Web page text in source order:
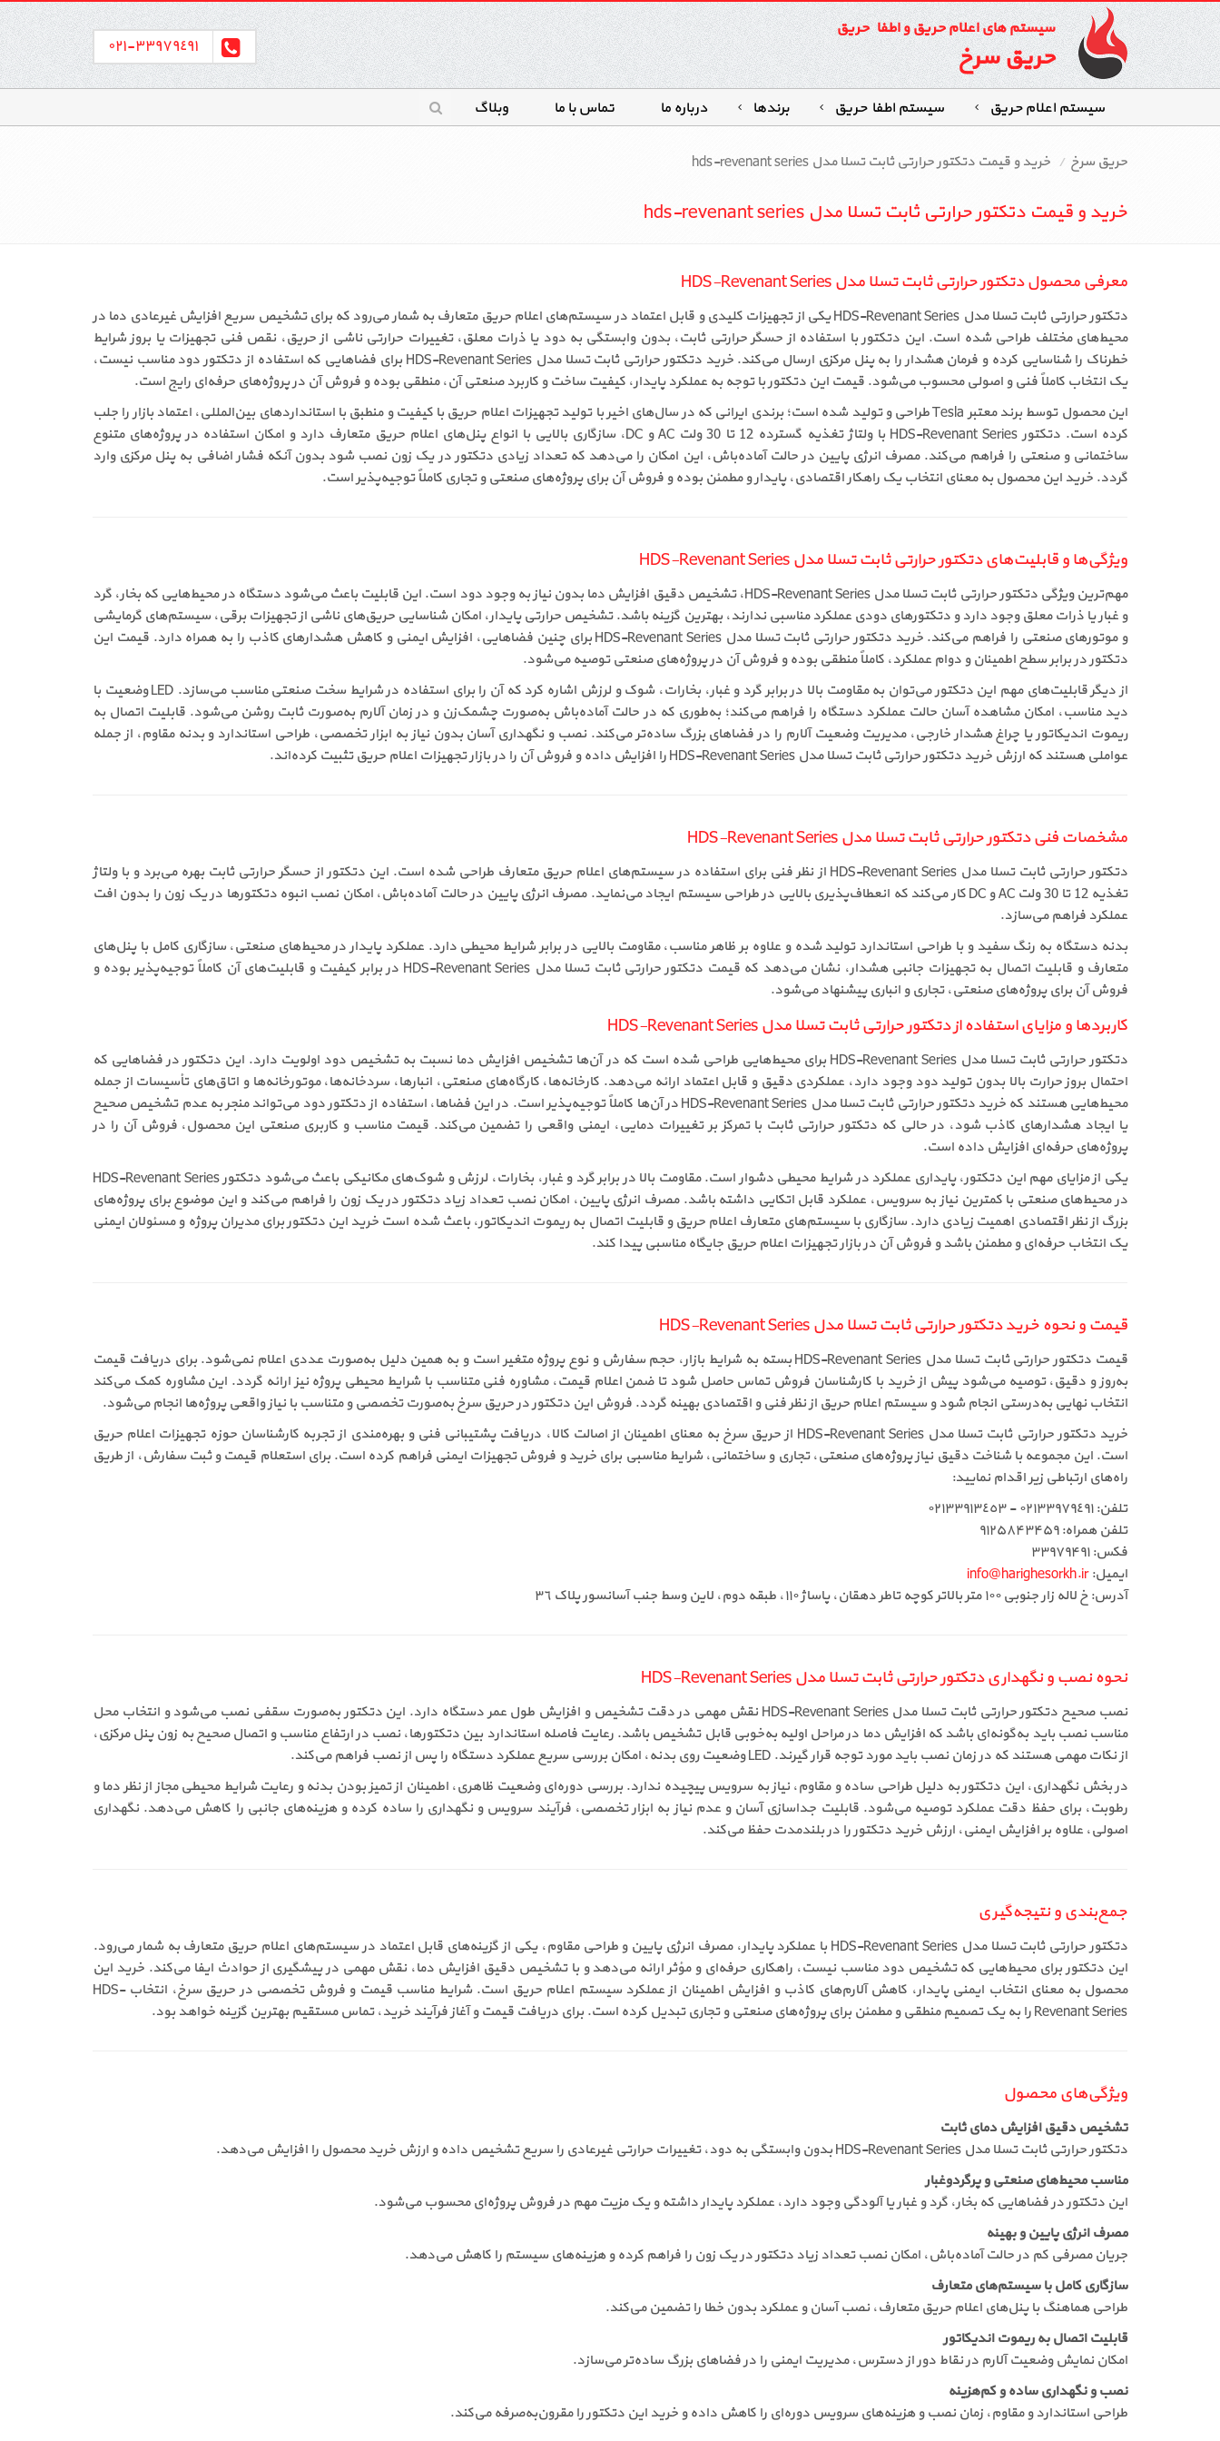
سیستم های اعلام حریق و اطفاء حریق
حریق سرخ ٣٣٩٧٩٤٩١-٠٢١
سیستم اعلام حریق سیستم اطفاءحریق برندها درباره ما تماس با ما وبلاگ
حریق سرخ خرید و قیمت دتکتور حرارتی ثابت تسلا مدل hds-revenant series
خرید و قیمت دتکتور حرارتی ثابت تسلا مدل hds-revenant series
معرفی محصول دتکتور حرارتی ثابت تسلا مدل HDS-Revenant Series
دتکتور حرارتی ثابت تسلا مدل HDS-Revenant Series یکی از تجهیزات کلیدی و قابل اعتماد در سیستم‌های اعلام حریق متعارف به شمار می‌رود که برای تشخیص سریع افزایش غیرعادی دما در
محیط‌های مختلف طراحی شده است. این دتکتور با استفاده از حسگر حرارتی ثابت، بدون وابستگی به دود یا ذرات معلق، تغییرات حرارتی ناشی از حریق، نقص فنی تجهیزات یا بروز شرایط
خطرناک را شناسایی کرده و فرمان هشدار را به پنل مرکزی ارسال می‌کند. خرید دتکتور حرارتی ثابت تسلا مدل HDS-Revenant Series برای فضاهایی که استفاده از دتکتور دود مناسب نیست،
یک انتخاب کاملاً فنی و اصولی محسوب می‌شود. قیمت این دتکتور با توجه به عملکرد پایدار، کیفیت ساخت و کاربرد صنعتی آن، منطقی بوده و فروش آن در پروژه‌های حرفه‌ای رایج است.
این محصول توسط برند معتبر Tesla طراحی و تولید شده است؛ برندی ایرانی که در سال‌های اخیر با تولید تجهیزات اعلام حریق با کیفیت و منطبق با استانداردهای بین‌المللی، اعتماد بازار را جلب
کرده است. دتکتور HDS-Revenant Series با ولتاژ تغذیه گسترده 12 تا 30 ولت AC و DC، سازگاری بالایی با انواع پنل‌های اعلام حریق متعارف دارد و امکان استفاده در پروژه‌های متنوع
ساختمانی و صنعتی را فراهم می‌کند. مصرف انرژی پایین در حالت آماده‌باش، این امکان را می‌دهد که تعداد زیادی دتکتور در یک زون نصب شود بدون آنکه فشار اضافی به پنل مرکزی وارد
گردد. خرید این محصول به معنای انتخاب یک راهکار اقتصادی، پایدار و مطمئن بوده و فروش آن برای پروژه‌های صنعتی و تجاری کاملاً توجیه‌پذیر است.
ویژگی‌ها و قابلیت‌های دتکتور حرارتی ثابت تسلا مدل HDS-Revenant Series
مهم‌ترین ویژگی دتکتور حرارتی ثابت تسلا مدل HDS-Revenant Series، تشخیص دقیق افزایش دما بدون نیاز به وجود دود است. این قابلیت باعث می‌شود دستگاه در محیط‌هایی که بخار، گرد
و غبار یا ذرات معلق وجود دارد و دتکتورهای دودی عملکرد مناسبی ندارند، بهترین گزینه باشد. تشخیص حرارتی پایدار، امکان شناسایی حریق‌های ناشی از تجهیزات برقی، سیستم‌های گرمایشی
و موتورهای صنعتی را فراهم می‌کند. خرید دتکتور حرارتی ثابت تسلا مدل HDS-Revenant Series برای چنین فضاهایی، افزایش ایمنی و کاهش هشدارهای کاذب را به همراه دارد. قیمت این
دتکتور در برابر سطح اطمینان و دوام عملکرد، کاملاً منطقی بوده و فروش آن در پروژه‌های صنعتی توصیه می‌شود.
از دیگر قابلیت‌های مهم این دتکتور می‌توان به مقاومت بالا در برابر گرد و غبار، بخارات، شوک و لرزش اشاره کرد که آن را برای استفاده در شرایط سخت صنعتی مناسب می‌سازد. LED وضعیت با
دید مناسب، امکان مشاهده آسان حالت عملکرد دستگاه را فراهم می‌کند؛ به‌طوری که در حالت آماده‌باش به‌صورت چشمک‌زن و در زمان آلارم به‌صورت ثابت روشن می‌شود. قابلیت اتصال به
ریموت اندیکاتور یا چراغ هشدار خارجی، مدیریت وضعیت آلارم را در فضاهای بزرگ ساده‌تر می‌کند. نصب و نگهداری آسان بدون نیاز به ابزار تخصصی، طراحی استاندارد و بدنه مقاوم، از جمله
عواملی هستند که ارزش خرید دتکتور حرارتی ثابت تسلا مدل HDS-Revenant Series را افزایش داده و فروش آن را در بازار تجهیزات اعلام حریق تثبیت کرده‌اند.
مشخصات فنی دتکتور حرارتی ثابت تسلا مدل HDS-Revenant Series
دتکتور حرارتی ثابت تسلا مدل HDS-Revenant Series از نظر فنی برای استفاده در سیستم‌های اعلام حریق متعارف طراحی شده است. این دتکتور از حسگر حرارتی ثابت بهره می‌برد و با ولتاژ
تغذیه 12 تا 30 ولت AC و DC کار می‌کند که انعطاف‌پذیری بالایی در طراحی سیستم ایجاد می‌نماید. مصرف انرژی پایین در حالت آماده‌باش، امکان نصب انبوه دتکتورها در یک زون را بدون افت
عملکرد فراهم می‌سازد.
بدنه دستگاه به رنگ سفید و با طراحی استاندارد تولید شده و علاوه بر ظاهر مناسب، مقاومت بالایی در برابر شرایط محیطی دارد. عملکرد پایدار در محیط‌های صنعتی، سازگاری کامل با پنل‌های
متعارف و قابلیت اتصال به تجهیزات جانبی هشدار، نشان می‌دهد که قیمت دتکتور حرارتی ثابت تسلا مدل HDS-Revenant Series در برابر کیفیت و قابلیت‌های آن کاملاً توجیه‌پذیر بوده و
فروش آن برای پروژه‌های صنعتی، تجاری و انباری پیشنهاد می‌شود.
کاربردها و مزایای استفاده از دتکتور حرارتی ثابت تسلا مدل HDS-Revenant Series
دتکتور حرارتی ثابت تسلا مدل HDS-Revenant Series برای محیط‌هایی طراحی شده است که در آن‌ها تشخیص افزایش دما نسبت به تشخیص دود اولویت دارد. این دتکتور در فضاهایی که
احتمال بروز حرارت بالا بدون تولید دود وجود دارد، عملکردی دقیق و قابل اعتماد ارائه می‌دهد. کارخانه‌ها، کارگاه‌های صنعتی، انبارها، سردخانه‌ها، موتورخانه‌ها و اتاق‌های تأسیسات از جمله
محیط‌هایی هستند که خرید دتکتور حرارتی ثابت تسلا مدل HDS-Revenant Series در آن‌ها کاملاً توجیه‌پذیر است. در این فضاها، استفاده از دتکتور دود می‌تواند منجر به عدم تشخیص صحیح
یا ایجاد هشدارهای کاذب شود، در حالی که دتکتور حرارتی ثابت با تمرکز بر تغییرات دمایی، ایمنی واقعی را تضمین می‌کند. قیمت مناسب و کاربری صنعتی این محصول، فروش آن را در
پروژه‌های حرفه‌ای افزایش داده است.
یکی از مزایای مهم این دتکتور، پایداری عملکرد در شرایط محیطی دشوار است. مقاومت بالا در برابر گرد و غبار، بخارات، لرزش و شوک‌های مکانیکی باعث می‌شود دتکتور HDS-Revenant Series
در محیط‌های صنعتی با کمترین نیاز به سرویس، عملکرد قابل اتکایی داشته باشد. مصرف انرژی پایین، امکان نصب تعداد زیاد دتکتور در یک زون را فراهم می‌کند و این موضوع برای پروژه‌های
بزرگ از نظر اقتصادی اهمیت زیادی دارد. سازگاری با سیستم‌های متعارف اعلام حریق و قابلیت اتصال به ریموت اندیکاتور، باعث شده است خرید این دتکتور برای مدیران پروژه و مسئولان ایمنی
یک انتخاب حرفه‌ای و مطمئن باشد و فروش آن در بازار تجهیزات اعلام حریق جایگاه مناسبی پیدا کند.
قیمت و نحوه خرید دتکتور حرارتی ثابت تسلا مدل HDS-Revenant Series
قیمت دتکتور حرارتی ثابت تسلا مدل HDS-Revenant Series بسته به شرایط بازار، حجم سفارش و نوع پروژه متغیر است و به همین دلیل به‌صورت عددی اعلام نمی‌شود. برای دریافت قیمت
به‌روز و دقیق، توصیه می‌شود پیش از خرید با کارشناسان فروش تماس حاصل شود تا ضمن اعلام قیمت، مشاوره فنی متناسب با شرایط محیطی پروژه نیز ارائه گردد. این مشاوره کمک می‌کند
انتخاب نهایی به‌درستی انجام شود و سیستم اعلام حریق از نظر فنی و اقتصادی بهینه گردد. فروش این دتکتور در حریق سرخ به‌صورت تخصصی و متناسب با نیاز واقعی پروژه‌ها انجام می‌شود.
خرید دتکتور حرارتی ثابت تسلا مدل HDS-Revenant Series از حریق سرخ به معنای اطمینان از اصالت کالا، دریافت پشتیبانی فنی و بهره‌مندی از تجربه کارشناسان حوزه تجهیزات اعلام حریق
است. این مجموعه با شناخت دقیق نیاز پروژه‌های صنعتی، تجاری و ساختمانی، شرایط مناسبی برای خرید و فروش تجهیزات ایمنی فراهم کرده است. برای استعلام قیمت و ثبت سفارش، از طریق
راه‌های ارتباطی زیر اقدام نمایید:
تلفن: ٠٢١٣٣٩٧٩٤٩١ - ٠٢١٣٣٩١٣٤٥٣
تلفن همراه: ۹۱۲۵۸۴۳۴۵۹
فکس: ۳۳۹۷۹۴۹۱
ایمیل:info@harighesorkh.ir
آدرس: خ لاله زار جنوبی ١٠٠ متر بالاتر کوچه تاطر دهقان، پاساژ ١١٠، طبقه دوم، لاین وسط جنب آسانسور پلاک ٣٦
نحوه نصب و نگهداری دتکتور حرارتی ثابت تسلا مدل HDS-Revenant Series
نصب صحیح دتکتور حرارتی ثابت تسلا مدل HDS-Revenant Series نقش مهمی در دقت تشخیص و افزایش طول عمر دستگاه دارد. این دتکتور به‌صورت سقفی نصب می‌شود و انتخاب محل
مناسب نصب باید به‌گونه‌ای باشد که افزایش دما در مراحل اولیه به‌خوبی قابل تشخیص باشد. رعایت فاصله استاندارد بین دتکتورها، نصب در ارتفاع مناسب و اتصال صحیح به زون پنل مرکزی،
از نکات مهمی هستند که در زمان نصب باید مورد توجه قرار گیرند. LED وضعیت روی بدنه، امکان بررسی سریع عملکرد دستگاه را پس از نصب فراهم می‌کند.
در بخش نگهداری، این دتکتور به دلیل طراحی ساده و مقاوم، نیاز به سرویس پیچیده ندارد. بررسی دوره‌ای وضعیت ظاهری، اطمینان از تمیز بودن بدنه و رعایت شرایط محیطی مجاز از نظر دما و
رطوبت، برای حفظ دقت عملکرد توصیه می‌شود. قابلیت جداسازی آسان و عدم نیاز به ابزار تخصصی، فرآیند سرویس و نگهداری را ساده کرده و هزینه‌های جانبی را کاهش می‌دهد. نگهداری
اصولی، علاوه بر افزایش ایمنی، ارزش خرید دتکتور را در بلندمدت حفظ می‌کند.
جمع‌بندی و نتیجه‌گیری
دتکتور حرارتی ثابت تسلا مدل HDS-Revenant Series با عملکرد پایدار، مصرف انرژی پایین و طراحی مقاوم، یکی از گزینه‌های قابل اعتماد در سیستم‌های اعلام حریق متعارف به شمار می‌رود.
این دتکتور برای محیط‌هایی که تشخیص دود مناسب نیست، راهکاری حرفه‌ای و مؤثر ارائه می‌دهد و با تشخیص دقیق افزایش دما، نقش مهمی در پیشگیری از حوادث ایفا می‌کند. خرید این
محصول به معنای انتخاب ایمنی پایدار، کاهش آلارم‌های کاذب و افزایش اطمینان از عملکرد سیستم اعلام حریق است. شرایط مناسب قیمت و فروش تخصصی در حریق سرخ، انتخاب HDS-
Revenant Series را به یک تصمیم منطقی و مطمئن برای پروژه‌های صنعتی و تجاری تبدیل کرده است. برای دریافت قیمت و آغاز فرآیند خرید، تماس مستقیم بهترین گزینه خواهد بود.
ویژگی‌های محصول
تشخیص دقیق افزایش دمای ثابت
دتکتور حرارتی ثابت تسلا مدل HDS-Revenant Series بدون وابستگی به دود، تغییرات حرارتی غیرعادی را سریع تشخیص داده و ارزش خرید محصول را افزایش می‌دهد.
مناسب محیط‌های صنعتی و پرگردوغبار
این دتکتور در فضاهایی که بخار، گرد و غبار یا آلودگی وجود دارد، عملکرد پایدار داشته و یک مزیت مهم در فروش پروژه‌ای محسوب می‌شود.
مصرف انرژی پایین و بهینه
جریان مصرفی کم در حالت آماده‌باش، امکان نصب تعداد زیاد دتکتور در یک زون را فراهم کرده و هزینه‌های سیستم را کاهش می‌دهد.
سازگاری کامل با سیستم‌های متعارف
طراحی هماهنگ با پنل‌های اعلام حریق متعارف، نصب آسان و عملکرد بدون خطا را تضمین می‌کند.
قابلیت اتصال به ریموت اندیکاتور
امکان نمایش وضعیت آلارم در نقاط دور از دسترس، مدیریت ایمنی را در فضاهای بزرگ ساده‌تر می‌سازد.
نصب و نگهداری ساده و کم‌هزینه
طراحی استاندارد و مقاوم، زمان نصب و هزینه‌های سرویس دوره‌ای را کاهش داده و خرید این دتکتور را مقرون‌به‌صرفه می‌کند.